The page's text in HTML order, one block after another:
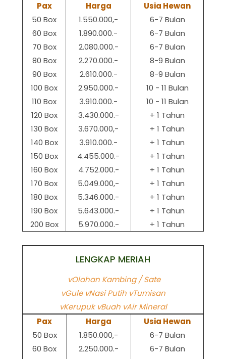
Pax
50 Box
60 Box
70 Box
80 Box
90 Box
100 Box
110 Box
120 Box
130 Box
140 Box
150 Box
160 Box
170 Box
180 Box
190 Box
200 Box
Harga
1.550.000,-
1.890.000.-
2.080.000.-
2.270.000.-
2.610.000.-
2.950.000.-
3.910.000.-
3.430.000.-
3.670.000,-
3.910.000.-
4.455.000.-
4.752.000.-
5.049.000,-
5.346.000.-
5.643.000.-
5.970.000.-
Usia Hewan
6-7 Bulan
6-7 Bulan
6-7 Bulan
8-9 Bulan
8-9 Bulan
10 - 11 Bulan
10 - 11 Bulan
+ 1 Tahun
+ 1 Tahun
+ 1 Tahun
+ 1 Tahun
+ 1 Tahun
+ 1 Tahun
+ 1 Tahun
+ 1 Tahun
+ 1 Tahun
LENGKAP MERIAH
vOlahan Kambing / Sate
vGule vNasi Putih vTumisan
vKerupuk vBuah vAir Mineral
Pax
50 Box
60 Box
Harga
1.850.000,-
2.250.000.-
Usia Hewan
6-7 Bulan
6-7 Bulan